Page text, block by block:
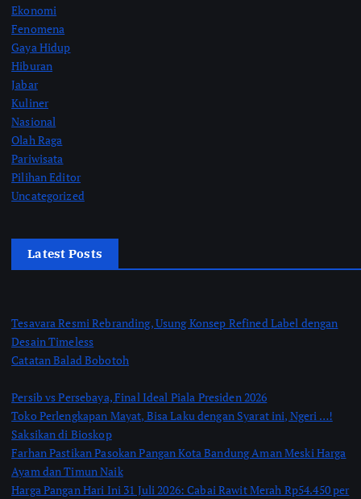
Ekonomi
Fenomena
Gaya Hidup
Hiburan
Jabar
Kuliner
Nasional
Olah Raga
Pariwisata
Pilihan Editor
Uncategorized
Latest Posts
Tesavara Resmi Rebranding, Usung Konsep Refined Label dengan
Desain Timeless
Catatan Balad Bobotoh
Persib vs Persebaya, Final Ideal Piala Presiden 2026
Toko Perlengkapan Mayat, Bisa Laku dengan Syarat ini, Ngeri …!
Saksikan di Bioskop
Farhan Pastikan Pasokan Pangan Kota Bandung Aman Meski Harga
Ayam dan Timun Naik
Harga Pangan Hari Ini 31 Juli 2026: Cabai Rawit Merah Rp54.450 per